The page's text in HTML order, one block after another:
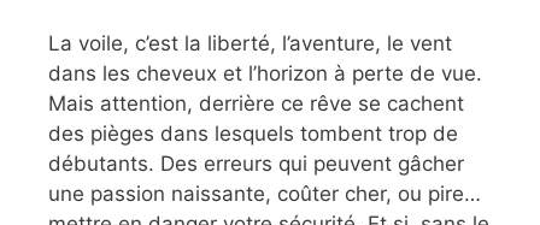
La voile, c’est la liberté, l’aventure, le vent
dans les cheveux et l’horizon à perte de vue.
Mais attention, derrière ce rêve se cachent
des pièges dans lesquels tombent trop de
débutants. Des erreurs qui peuvent gâcher
une passion naissante, coûter cher, ou pire…